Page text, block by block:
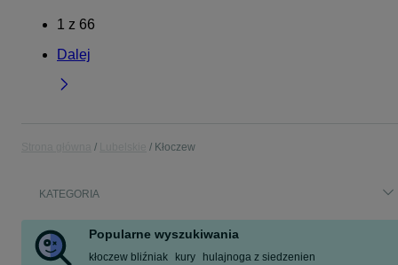
1 z 66
Dalej
Kłoczew
KATEGORIA
Popularne wyszukiwania
kłoczew bliźniak kury
hulajnoga z siedzenien